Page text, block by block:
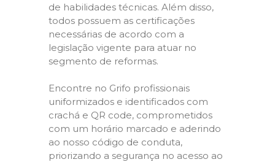
de habilidades técnicas. Além disso,
todos possuem as certificações
necessárias de acordo com a
legislação vigente para atuar no
segmento de reformas.
Encontre no Grifo profissionais
uniformizados e identificados com
crachá e QR code, comprometidos
com um horário marcado e aderindo
ao nosso código de conduta,
priorizando a segurança no acesso ao